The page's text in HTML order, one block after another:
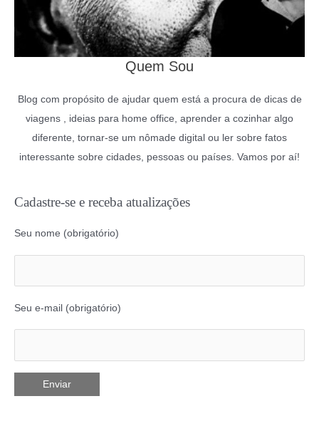
Quem Sou
Blog com propósito de ajudar quem está a procura de dicas de
viagens , ideias para home office, aprender a cozinhar algo
diferente, tornar-se um nômade digital ou ler sobre fatos
interessante sobre cidades, pessoas ou países. Vamos por aí!
Cadastre-se e receba atualizações
Seu nome (obrigatório)
Seu e-mail (obrigatório)